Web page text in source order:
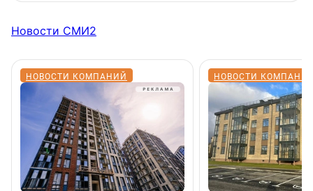
Новости СМИ2
НОВОСТИ КОМПАНИЙ НОВОСТИ